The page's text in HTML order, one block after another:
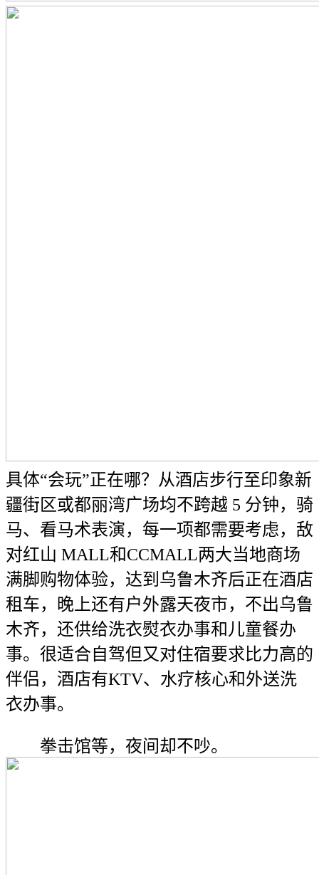
具体“会玩”正在哪？从酒店步行至印象新
疆街区或都丽湾广场均不跨越 5 分钟，骑
马、看马术表演，每一项都需要考虑，敌
对红山 MALL和CCMALL两大当地商场
满脚购物体验，达到乌鲁木齐后正在酒店
租车，晚上还有户外露天夜市，不出乌鲁
木齐，还供给洗衣熨衣办事和儿童餐办
事。很适合自驾但又对住宿要求比力高的
伴侣，酒店有KTV、水疗核心和外送洗
衣办事。
拳击馆等，夜间却不吵。